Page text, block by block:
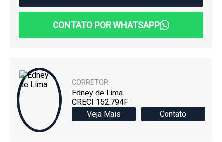
CONTATO POR WHATSAPP
CORRETOR
Edney de Lima
CRECI 152.794F
Veja Mais
Contato